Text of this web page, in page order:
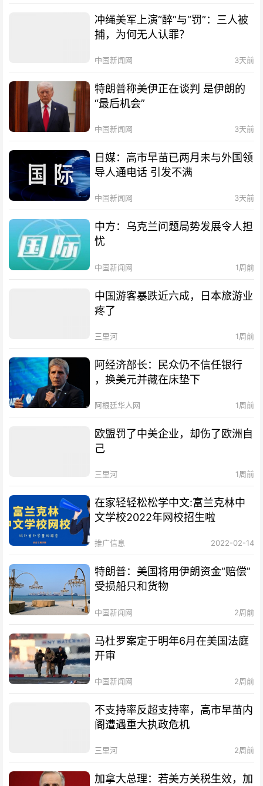
冲绳美军上演“醉”与“罚”：三人被
捕，为何无人认罪？
中国新闻网 3天前
特朗普称美伊正在谈判 是伊朗的
“最后机会”
中国新闻网 3天前
日媒：高市早苗已两月未与外国领
导人通电话 引发不满
中国新闻网 3天前
中方：乌克兰问题局势发展令人担
忧
中国新闻网 1周前
中国游客暴跌近六成，日本旅游业
疼了
三里河 1周前
阿经济部长：民众仍不信任银行
，换美元并藏在床垫下
阿根廷华人网 1周前
欧盟罚了中美企业，却伤了欧洲自
己
三里河 1周前
在家轻轻松松学中文:富兰克林中
文学校2022年网校招生啦
推广信息 2022-02-14
特朗普：美国将用伊朗资金“赔偿”
受损船只和货物
中国新闻网 2周前
马杜罗案定于明年6月在美国法庭
开审
中国新闻网 2周前
不支持率反超支持率，高市早苗内
阁遭遇重大执政危机
三里河 2周前
加拿大总理：若美方关税生效，加